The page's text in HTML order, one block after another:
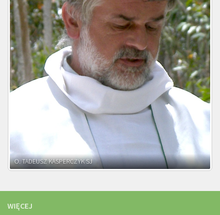
O. ADNRZEJ LEŚNIARA SJ
WIĘCEJ